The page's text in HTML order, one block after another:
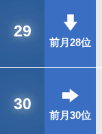
29
前月28位
30
前月30位